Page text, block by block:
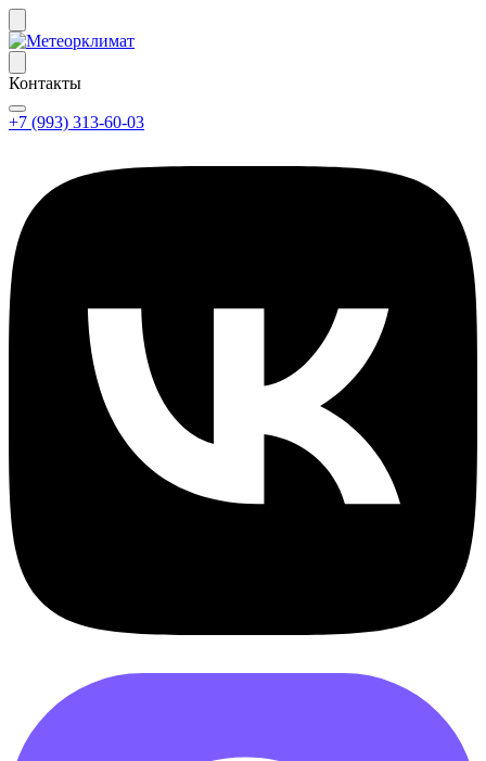
Контакты
+7 (993) 313-60-03